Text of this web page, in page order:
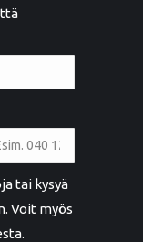
tai kysyä
Voit myös